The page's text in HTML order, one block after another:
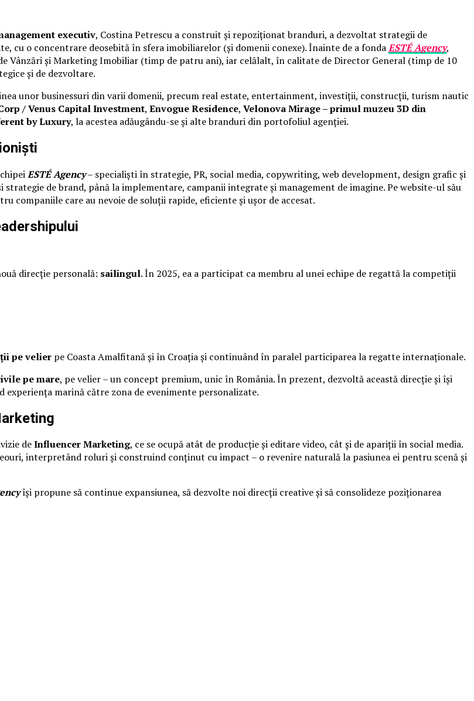
executiv, Costina Petrescu a construit și repoziționat branduri, a dezvoltat strategii de
cu o concentrare deosebită în sfera imobiliarelor (și domenii conexe). Înainte de a fondaESTÉ Agency,
Vânzări și Marketing Imobiliar (timp de patru ani), iar celălalt, în calitate de Director General (timp de 10
și de dezvoltare.
unor businessuri din varii domenii, precum real estate, entertainment, investiții, construcții, turism nautic
/ Venus Capital Investment, Envogue Residence, Velonova Mirage – primul muzeu 3D din
by Luxury, la acestea adăugându-se și alte branduri din portofoliul agenției.
ESTÉ Agency– specialiști în strategie, PR, social media, copywriting, web development, design grafic și
de brand, până la implementare, campanii integrate și management de imagine. Pe website-ul său
companiile care au nevoie de soluții rapide, eficiente și ușor de accesat.
direcție personală: sailingul. În 2025, ea a participat ca membru al unei echipe de regattă la competiții
pe velier pe Coasta Amalfitană și în Croația și continuând în paralel participarea la regatte internaționale.
pe mare, pe velier – un concept premium, unic în România. În prezent, dezvoltă această direcție și își
experiența marină către zona de evenimente personalizate.
deInfluencer Marketing, ce se ocupă atât de producție și editare video, cât și de apariții în social media.
interpretând roluri și construind conținut cu impact – o revenire naturală la pasiunea ei pentru scenă și
își propune să continue expansiunea, să dezvolte noi direcții creative și să consolideze poziționarea